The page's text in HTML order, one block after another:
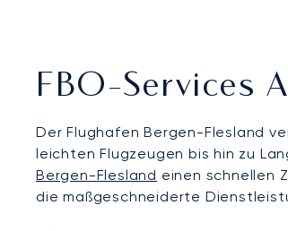
FBO-Services
Der Flughafen Bergen-Flesland
leichten Flugzeugen bis hin zu
Bergen-Flesland einen schnellen
die maßgeschneiderte